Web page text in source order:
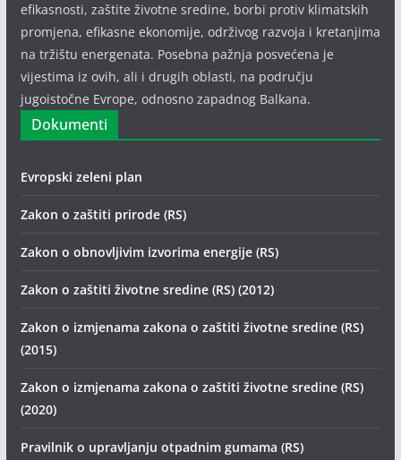
efikasnosti, zaštite životne sredine, borbi protiv klimatskih
promjena, efikasne ekonomije, održivog razvoja i kretanjima
na tržištu energenata. Posebna pažnja posvećena je
vijestima iz ovih, ali i drugih oblasti, na području
jugoistočne Evrope, odnosno zapadnog Balkana.
Dokumenti
Evropski zeleni plan
Zakon o zaštiti prirode (RS)
Zakon o obnovljivim izvorima energije (RS)
Zakon o zaštiti životne sredine (RS) (2012)
Zakon o izmjenama zakona o zaštiti životne sredine (RS)
(2015)
Zakon o izmjenama zakona o zaštiti životne sredine (RS)
(2020)
Pravilnik o upravljanju otpadnim gumama (RS)